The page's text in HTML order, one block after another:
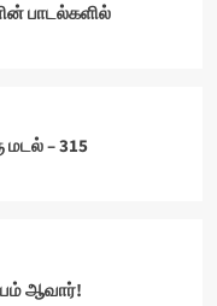
பாடல்களில்
மடல் – 315
ஆவார்!